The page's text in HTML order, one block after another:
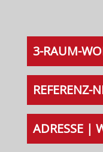
3-RAUM-
REFERENZ-
ADRESSE |